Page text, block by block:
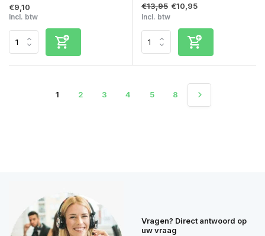
€9,10
Incl. btw
€13,95 €10,95
Incl. btw
1 2 3 4 5 8
Vragen? Direct antwoord op
uw vraag